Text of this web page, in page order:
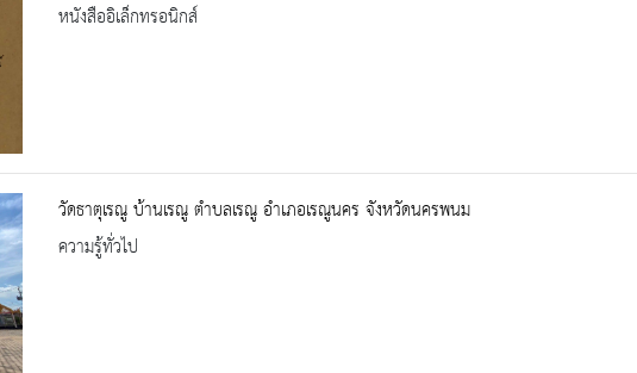
หนังสืออิเล็กทรอนิกส์
วัดธาตุเรณู บ้านเรณู ตำบลเรณู อำเภอเรณูนคร จังหวัดนครพนม
ความรู้ทั่วไป